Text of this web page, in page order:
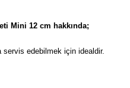
Mini 12 cm hakkında;
servis edebilmek için idealdir.